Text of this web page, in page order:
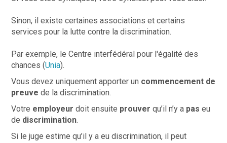
Sinon, il existe certaines associations et certains
services pour la lutte contre la discrimination.
Par exemple, le Centre interfédéral pour l'égalité des
chances (Unia).
Vous devez uniquement apporter un commencement de
preuvede la discrimination.
Votre employeur doit ensuite prouver qu’il n’y a pas eu
de discrimination.
Si le juge estime qu’il y a eu discrimination, il peut